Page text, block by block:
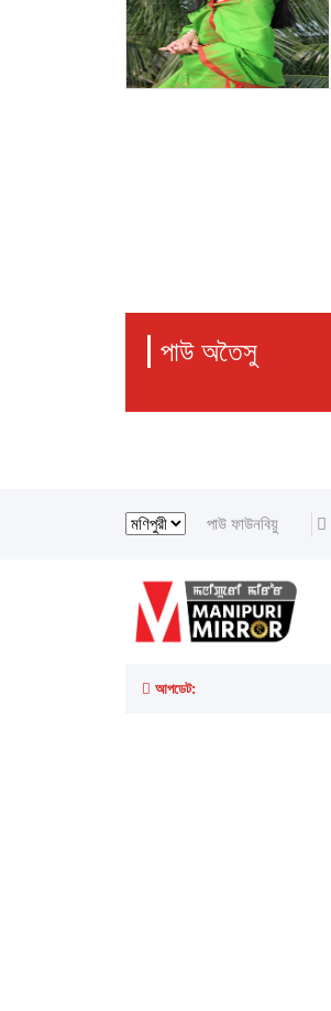
পাউ অতৈসু
পাউ ফাউনবিয়ু
আপডেট: